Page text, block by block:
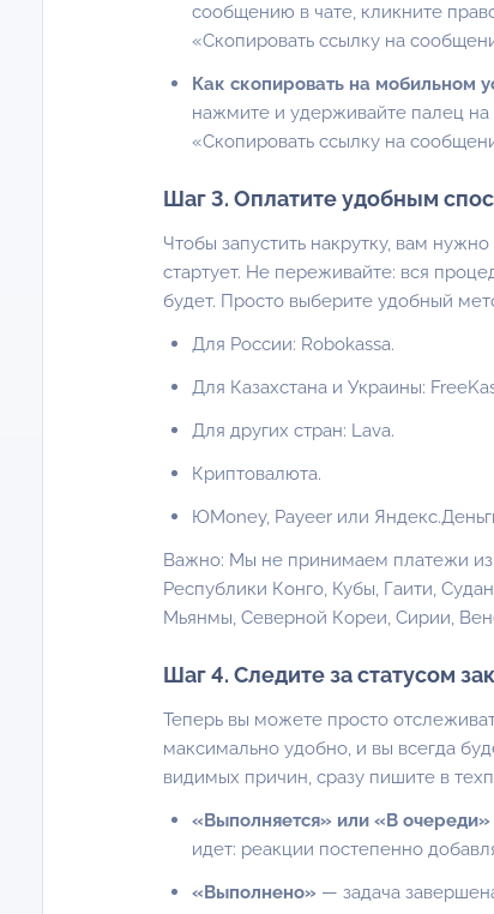
сообщению в чате, кликните
«Скопировать ссылку на
Как скопировать на мобильном
нажмите и удерживайте палец
«Скопировать ссылку на
Шаг 3. Оплатите удобным
Чтобы запустить накрутку, вам
стартует. Не переживайте: вся
будет. Просто выберите удобный
Для России: Robokassa.
Для Казахстана и Украины:
Для других стран: Lava.
Криптовалюта.
ЮMoney, Payeer или
Важно: Мы не принимаем платежи из
Республики Конго, Кубы, Гаити,
Мьянмы, Северной Кореи, Сирии,
Шаг 4. Следите за статусом
Теперь вы можете просто
максимально удобно, и вы всегда
видимых причин, сразу пишите в
«Выполняется» или «В очереди»
идет: реакции постепенно
«Выполнено» — задача